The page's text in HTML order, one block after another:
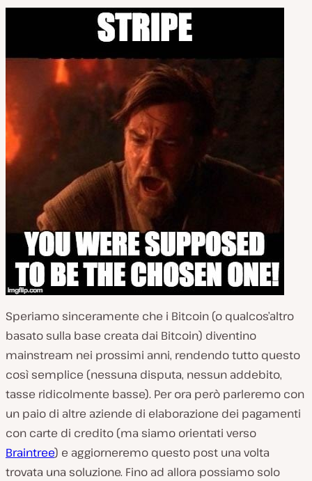
Speriamo sinceramente che i Bitcoin (o qualcos’altro
basato sulla base creata dai Bitcoin) diventino
mainstream nei prossimi anni, rendendo tutto questo
così semplice (nessuna disputa, nessun addebito,
tasse ridicolmente basse). Per ora però parleremo con
un paio di altre aziende di elaborazione dei pagamenti
con carte di credito (ma siamo orientati verso
Braintree) e aggiorneremo questo post una volta
trovata una soluzione. Fino ad allora possiamo solo